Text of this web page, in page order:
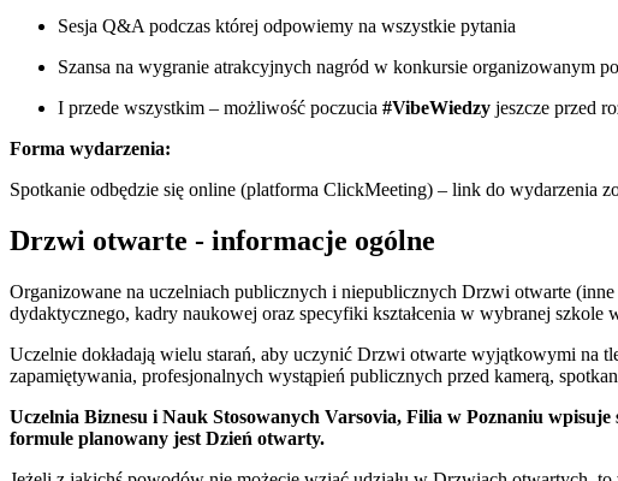
Sesja Q&A podczas której odpowiemy na wszystkie pytania
Szansa na wygranie atrakcyjnych nagród w konkursie organizowanym
I przede wszystkim – możliwość poczucia #VibeWiedzy jeszcze przed
Forma wydarzenia:
Spotkanie odbędzie się online (platforma ClickMeeting) – link do wydarzenia
Drzwi otwarte - informacje ogólne
Organizowane na uczelniach publicznych i niepublicznych Drzwi otwarte
dydaktycznego, kadry naukowej oraz specyfiki kształcenia w wybranej szkole
Uczelnie dokładają wielu starań, aby uczynić Drzwi otwarte wyjątkowymi na
zapamiętywania, profesjonalnych wystąpień publicznych przed kamerą,
Uczelnia Biznesu i Nauk Stosowanych Varsovia, Filia w Poznaniu
formule planowany jest Dzień otwarty.